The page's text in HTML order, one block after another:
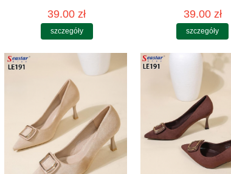
39.00 zł
szczegóły
39.00 zł
szczegóły